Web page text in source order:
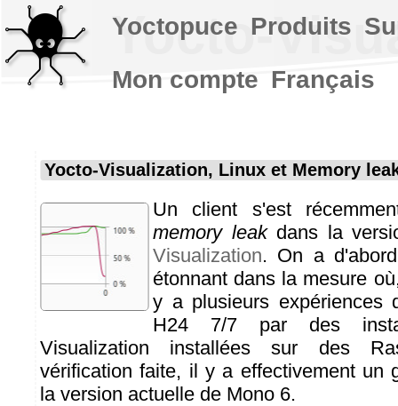
Yocto-
Yocto-Visualization, Linux et Memory
Un client s'est
memory leakdans la
Visualization. On a
étonnant dans la mesure
y a plusieurs expériences
H24 7/7 par des
Visualization installées sur des
vérification faite, il y a effectivement un
la version actuelle de Mono 6.
Yoctopuce Produits
Mon compte Français